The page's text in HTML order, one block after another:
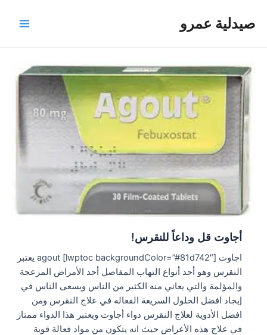
صيدلية عمرو
أجاوت قل وداعاً للنقرس!
اجاوت agout [lwptoc backgroundColor=”#81d742″] يعتبر
النقرس وهو أحد أنواع التهاب المفاصل أحد الأمراض المزعجة
والمؤلمة والتي يعاني منه الكثير من الناس ويسعى الناس في
إيجاد افضل الحلول السريعة الفعاله في علاج النقرس ومن
افضل الأدوية لعلاج النقرس دواء أجاوت ويعتبر هذا الدواء ممتاز
في علاج هذه الأعراض حيث انه يتكون من مواد فعالة قوية